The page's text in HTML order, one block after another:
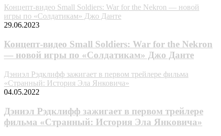
Концепт-видео Small Soldiers: War for the Nekron — новой
игры по «Солдатикам» Джо Данте
29.06.2023
Концепт-видео Small Soldiers: War for the Nekron
— новой игры по «Солдатикам» Джо Данте
Дэниэл Рэдклифф зажигает в первом трейлере фильма
«Странный: История Эла Янковича»
04.05.2022
Дэниэл Рэдклифф зажигает в первом трейлере
фильма «Странный: История Эла Янковича»